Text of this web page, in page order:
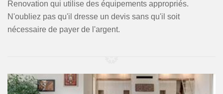
Renovation qui utilise des équipements appropriés.
N'oubliez pas qu'il dresse un devis sans qu'il soit
nécessaire de payer de l'argent.